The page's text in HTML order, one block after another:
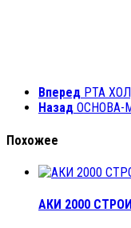
Вперед РТА
Назад ОСНОВА-
Похожее
АКИ 2000